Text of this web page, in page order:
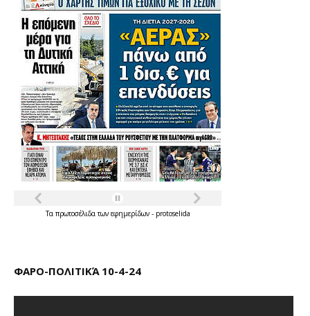
Τα πρωτοσέλιδατων εφημερίδων - protoselida
ΦΑΡΟ-ΠΟΛΙΤΙΚΆ 10-4-24